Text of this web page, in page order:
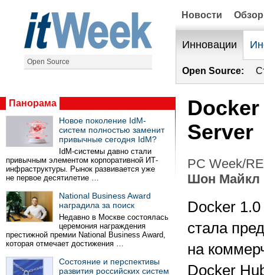
Open Source
Новости
Инновации
Open Source:
Панорама
Новое поколение IdM-
систем полностью заменит
привычные сегодня IdM?
IdM-системы давно стали
привычным элементом корпоративной ИТ-
инфраструктуры. Рынок развивается уже
не первое десятилетие …
National Business Award
наградила за поиск
Недавно в Москве состоялась
церемония награждения
престижной премии National Business Award,
которая отмечает достижения …
Состояние и перспективы
развития российских систем
Server
PC Week/
Шон Майкл
Docker
стала
на
Docker